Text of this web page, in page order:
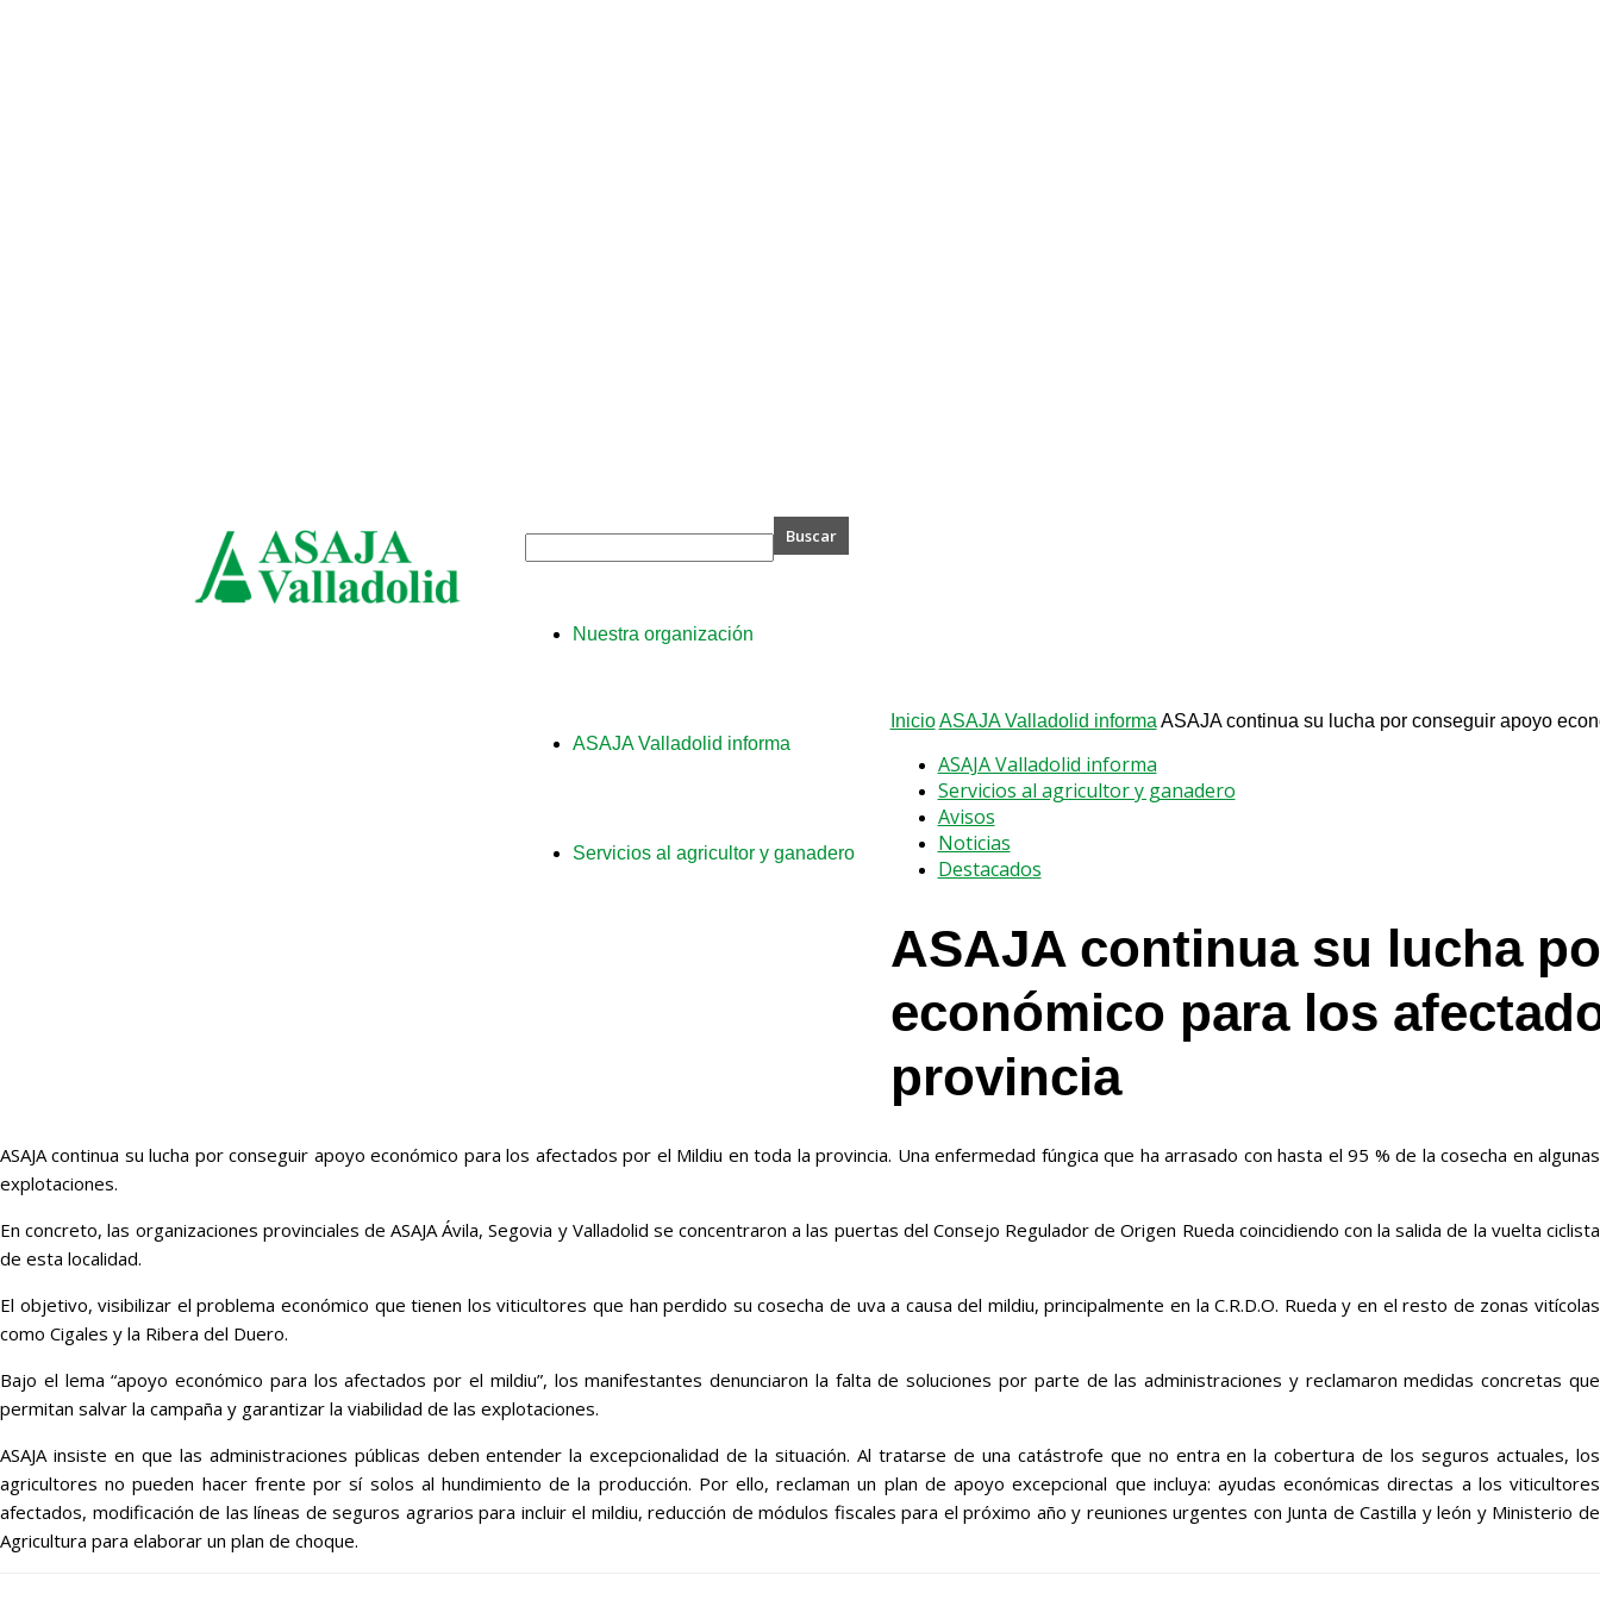
Nuestra organización
ASAJA Valladolid informa
Servicios al agricultor y ganadero
Inicio ASAJA Valladolid informa ASAJA continua su lucha por conseguir apoyo
ASAJA Valladolid informa
Servicios al agricultor y ganadero
Avisos
Noticias
Destacados
ASAJA continua su lucha
económico para los
provincia
ASAJA continua su lucha por conseguir apoyo económico para los afectados por el Mildiu en toda la provincia. Una enfermedad fúngica que ha arrasado con hasta el 95 % de la cosecha en algunas
explotaciones.
En concreto, las organizaciones provinciales de ASAJA Ávila, Segovia y Valladolid se concentraron a las puertas del Consejo Regulador de Origen Rueda coincidiendo con la salida de la vuelta ciclista
de esta localidad.
El objetivo, visibilizar el problema económico que tienen los viticultores que han perdido su cosecha de uva a causa del mildiu, principalmente en la C.R.D.O. Rueda y en el resto de zonas vitícolas
como Cigales y la Ribera del Duero.
Bajo el lema “apoyo económico para los afectados por el mildiu”, los manifestantes denunciaron la falta de soluciones por parte de las administraciones y reclamaron medidas concretas que
permitan salvar la campaña y garantizar la viabilidad de las explotaciones.
ASAJA insiste en que las administraciones públicas deben entender la excepcionalidad de la situación. Al tratarse de una catástrofe que no entra en la cobertura de los seguros actuales, los
agricultores no pueden hacer frente por sí solos al hundimiento de la producción. Por ello, reclaman un plan de apoyo excepcional que incluya: ayudas económicas directas a los viticultores
afectados, modificación de las líneas de seguros agrarios para incluir el mildiu, reducción de módulos fiscales para el próximo año y reuniones urgentes con Junta de Castilla y león y Ministerio de
Agricultura para elaborar un plan de choque.